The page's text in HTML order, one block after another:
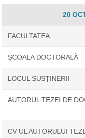
20
FACULTATEA
ȘCOALA DOCTORALĂ
LOCUL SUSȚINERII
AUTORUL TEZEI DE
CV-UL AUTORULUI